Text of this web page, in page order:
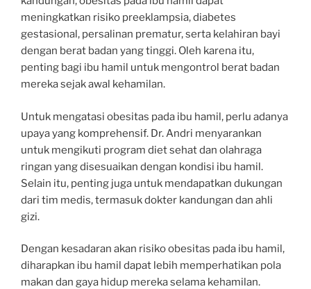
meningkatkan risiko preeklampsia, diabetes
gestasional, persalinan prematur, serta kelahiran bayi
dengan berat badan yang tinggi. Oleh karena itu,
penting bagi ibu hamil untuk mengontrol berat badan
mereka sejak awal kehamilan.
Untuk mengatasi obesitas pada ibu hamil, perlu adanya
upaya yang komprehensif. Dr. Andri menyarankan
untuk mengikuti program diet sehat dan olahraga
ringan yang disesuaikan dengan kondisi ibu hamil.
Selain itu, penting juga untuk mendapatkan dukungan
dari tim medis, termasuk dokter kandungan dan ahli
gizi.
Dengan kesadaran akan risiko obesitas pada ibu hamil,
diharapkan ibu hamil dapat lebih memperhatikan pola
makan dan gaya hidup mereka selama kehamilan.